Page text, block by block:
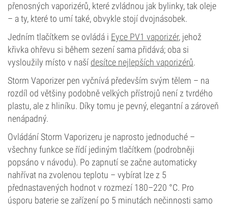
přenosných vaporizérů, které zvládnou jak bylinky, tak oleje
– a ty, které to umí také, obvykle stojí dvojnásobek.
Jedním tlačítkem se ovládá i Eyce PV1 vaporizér, jehož
křivka ohřevu si během sezení sama přidává; oba si
vysloužily místo v naší desítce nejlepších vaporizérů.
Storm Vaporizer pen vyčnívá především svým tělem – na
rozdíl od většiny podobně velkých přístrojů není z tvrdého
plastu, ale z hliníku. Díky tomu je pevný, elegantní a zároveň
nenápadný.
Ovládání Storm Vaporizeru je naprosto jednoduché –
všechny funkce se řídí jediným tlačítkem (podrobněji
popsáno v návodu). Po zapnutí se začne automaticky
nahřívat na zvolenou teplotu – vybírat lze z 5
přednastavených hodnot v rozmezí 180–220 °C. Pro
úsporu baterie se zařízení po 5 minutách nečinnosti samo